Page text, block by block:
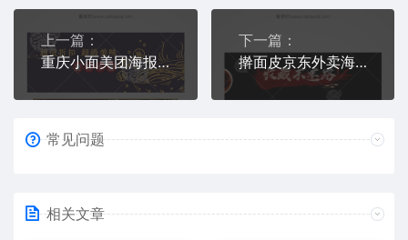
上一篇：
重庆小面美团海报下载
下一篇：
擀面皮京东外卖海报素材
常见问题
相关文章